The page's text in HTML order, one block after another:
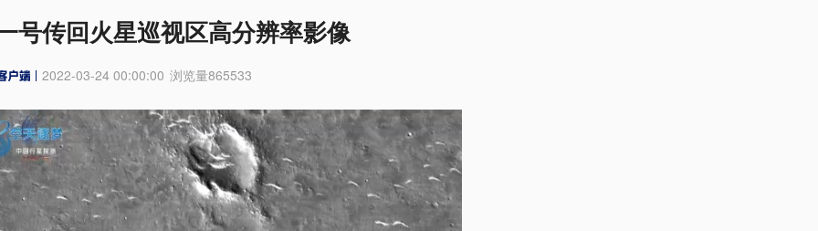
号传回火星巡视区高分辨率影像
2022-03-24 00:00:00 浏览量865533